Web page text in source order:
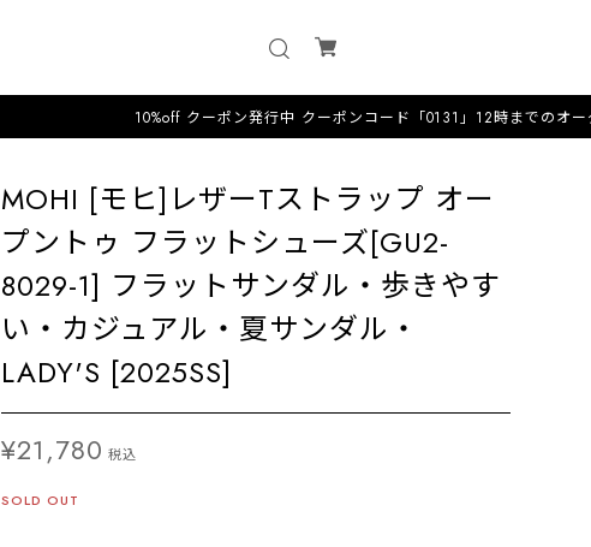
10%off クーポン発行中 クーポンコード「0131」12時までのオーダーは即日
MOHI [モヒ]レザーTストラップ オー
プントゥ フラットシューズ[GU2-
8029-1] フラットサンダル・歩きやす
い・カジュアル・夏サンダル・
LADY'S [2025SS]
¥21,780 税込
SOLD OUT